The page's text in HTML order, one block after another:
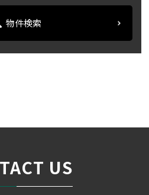
物件検索
US